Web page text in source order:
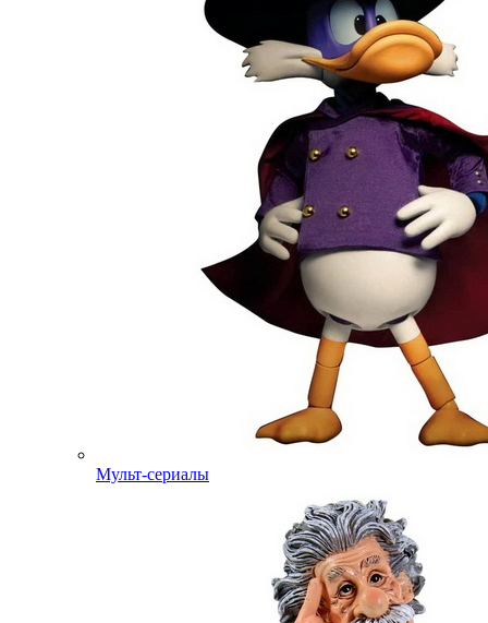
Мульт-сериалы